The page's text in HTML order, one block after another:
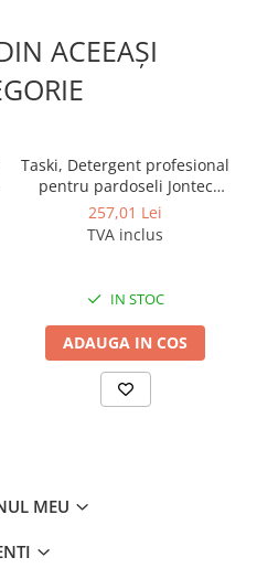
ACEEAȘI
Taski, Detergent profesional
pentru pardoseli Jontec
Forward, 5L
257,01 Lei
TVA inclus
IN STOC
ADAUGA IN COS
MEU